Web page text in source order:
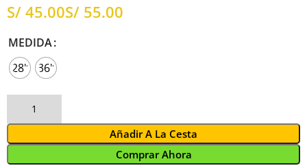
S/ S/
MEDIDA
28"
36"
Añadir A La Cesta
Comprar Ahora